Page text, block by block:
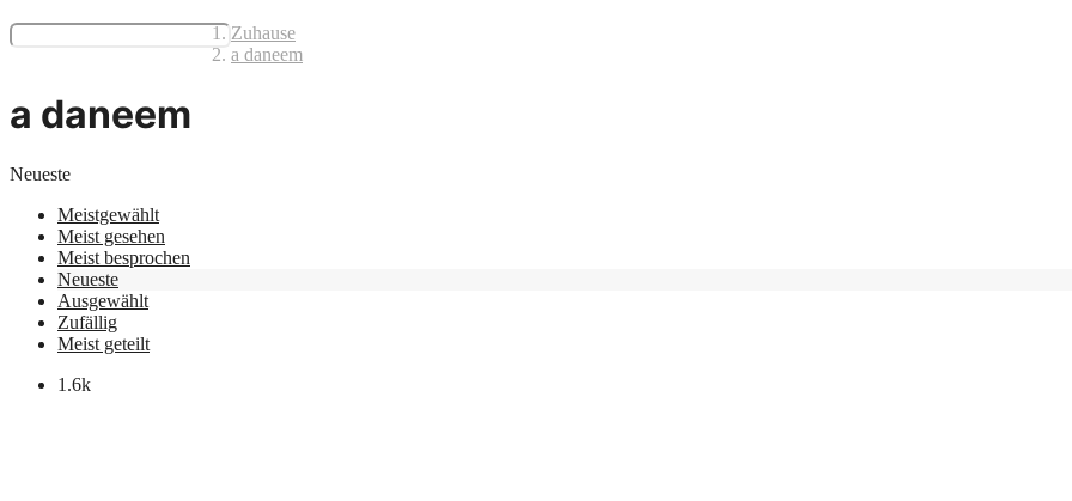
Zuhause
a daneem
a daneem
Neueste
Meistgewählt
Meist gesehen
Meist besprochen
Neueste
Ausgewählt
Zufällig
Meist geteilt
1.6k